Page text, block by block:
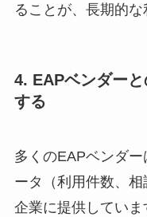
ることが、長期的な
4. EAPベンダー
する
多くのEAPベンダ
ータ（利用件数、
企業に提供してい